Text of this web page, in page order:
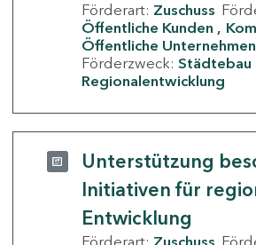
Förderart: Zuschuss
Öffentliche Kunden
Öffentliche Unternehmen
Förderzweck: Städtebau
Regionalentwicklung
Unterstützung
Initiativen für
Entwicklung